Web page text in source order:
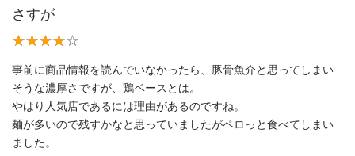
さすが
事前に商品情報を読んでいなかったら、豚骨魚介と思ってしまい
そうな濃厚さですが、鶏ベースとは。
やはり人気店であるには理由があるのですね。
麺が多いので残すかなと思っていましたがペロっと食べてしまい
ました。